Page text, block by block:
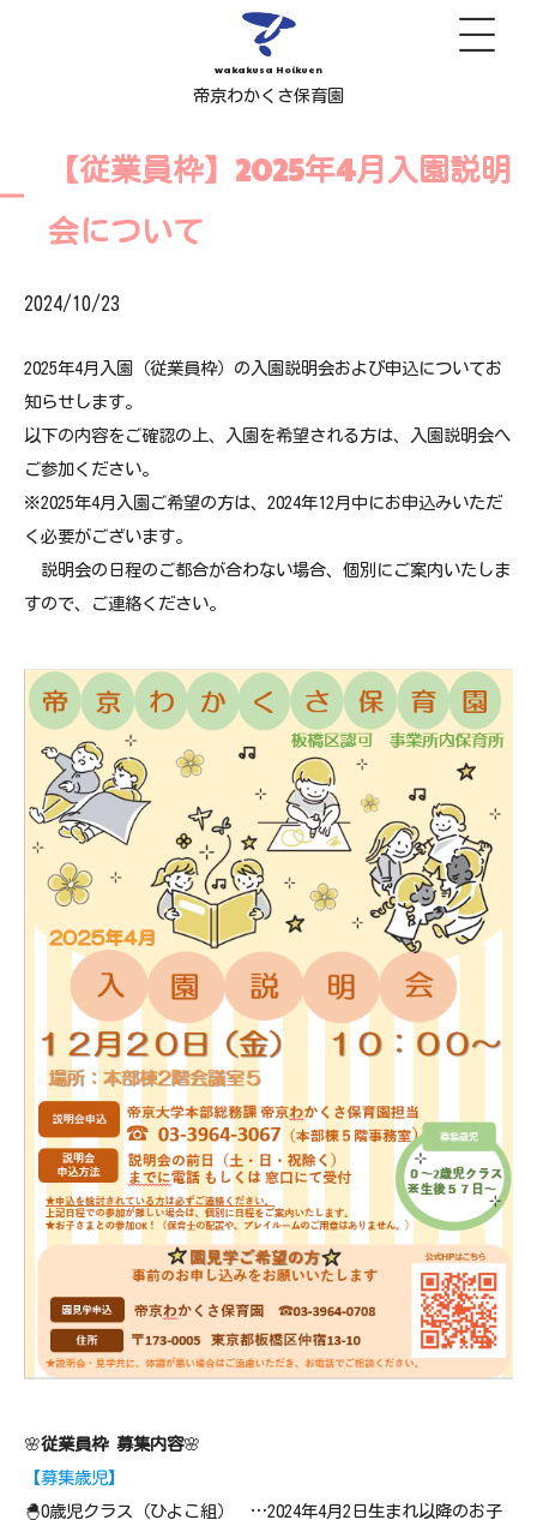
wakakusa Hoikuen
帝京わかくさ保育園
【従業員枠】2025年4月入園説明
会について
2024/10/23
2025年4月入園（従業員枠）の入園説明会および申込についてお
知らせします。
以下の内容をご確認の上、入園を希望される方は、入園説明会へ
ご参加ください。
※2025年4月入園ご希望の方は、2024年12月中にお申込みいただ
く必要がございます。
説明会の日程のご都合が合わない場合、個別にご案内いたしま
すので、ご連絡ください。
🌸従業員枠 募集内容🌸
【募集歳児】
🐣0歳児クラス（ひよこ組） …2024年4月2日生まれ以降のお子